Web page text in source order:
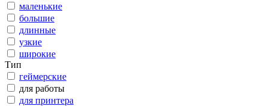
маленькие
большие
длинные
узкие
широкие
Тип
геймерские
для работы
для принтера